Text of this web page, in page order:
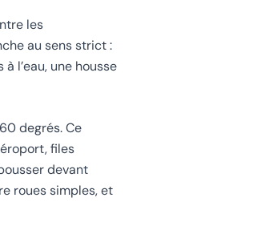
les
au sens strict :
l’eau, une housse
degrés. Ce
files
devant
roues simples, et